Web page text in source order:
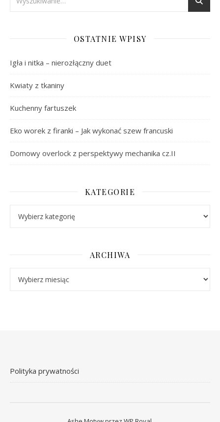
OSTATNIE WPISY
Igła i nitka – nierozłączny duet
Kwiaty z tkaniny
Kuchenny fartuszek
Eko worek z firanki – Jak wykonać szew francuski
Domowy overlock z perspektywy mechanika cz.II
KATEGORIE
ARCHIWA
Polityka prywatności